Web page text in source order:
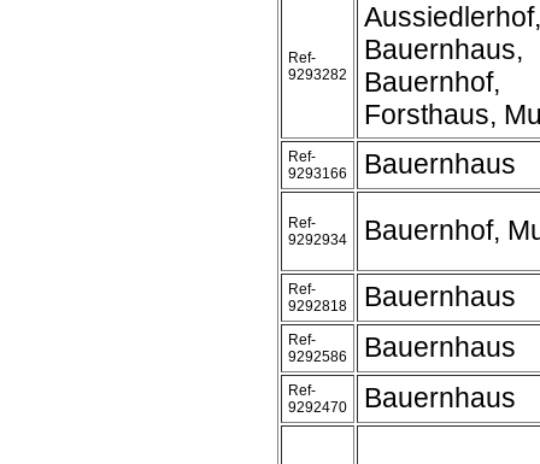
Ref-
9293282
Aussiedlerhof,
Bauernhaus,
Bauernhof,
Forsthaus,
Ref-
9293166
Bauernhaus
Ref-
9292934
Bauernhof,
Ref-
9292818
Bauernhaus
Ref-
9292586
Bauernhaus
Ref-
9292470
Bauernhaus